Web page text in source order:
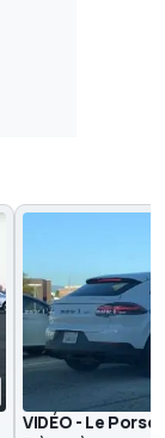
VIDÉO - Le